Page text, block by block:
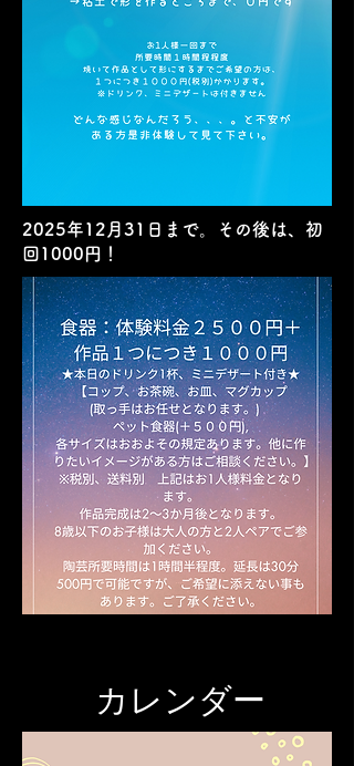
2025年12月31日まで。その後は、初
回1000円！
カレンダー